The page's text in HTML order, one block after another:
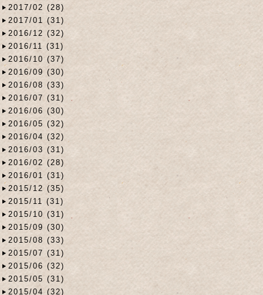
2017/02 (28)
2017/01 (31)
2016/12 (32)
2016/11 (31)
2016/10 (37)
2016/09 (30)
2016/08 (33)
2016/07 (31)
2016/06 (30)
2016/05 (32)
2016/04 (32)
2016/03 (31)
2016/02 (28)
2016/01 (31)
2015/12 (35)
2015/11 (31)
2015/10 (31)
2015/09 (30)
2015/08 (33)
2015/07 (31)
2015/06 (32)
2015/05 (31)
2015/04 (32)